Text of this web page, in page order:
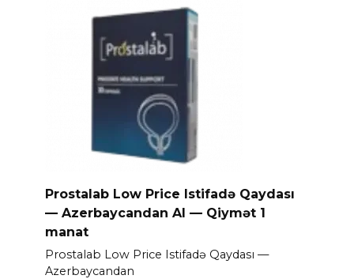
Prostalab Low Price Istifadə Qaydası
— Azerbaycandan Al — Qiymət 1
manat
Prostalab Low Price Istifadə Qaydası —
Azerbaycandan